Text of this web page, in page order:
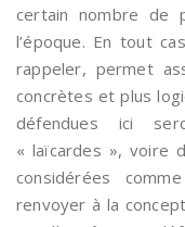
certain nombre de
l’époque. En tout
rappeler, permet
concrètes et plus
défendues ici
« laïcardes », voire
considérées
renvoyer à la